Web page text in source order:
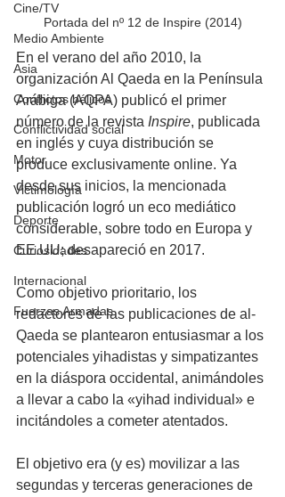
Cine/TV
Medio Ambiente
Asia
Conflictos bélicos
Conflictividad social
Motor
Victimología
Deporte
Curiosidades
Internacional
Fuerzas Armadas
Portada del nº 12 de Inspire (2014)
En el verano del año 2010, la
organización Al Qaeda en la Península
Arábiga (AQPA) publicó el primer
número de la revista Inspire, publicada
en inglés y cuya distribución se
produce exclusivamente online. Ya
desde sus inicios, la mencionada
publicación logró un eco mediático
considerable, sobre todo en Europa y
EE.UU; desapareció en 2017.
Como objetivo prioritario, los
redactores de las publicaciones de al-
Qaeda se plantearon entusiasmar a los
potenciales yihadistas y simpatizantes
en la diáspora occidental, animándoles
a llevar a cabo la «yihad individual» e
incitándoles a cometer atentados.
El objetivo era (y es) movilizar a las
segundas y terceras generaciones de